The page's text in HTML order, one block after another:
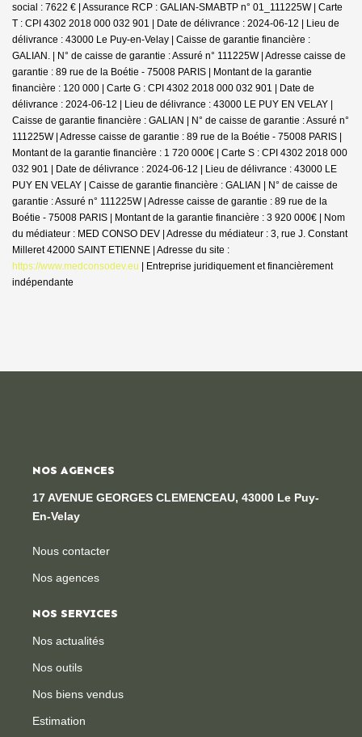
social : 7622 € | Assurance RCP : GALIAN-SMABTP n° 01_111225W | Carte
T : CPI 4302 2018 000 032 901 | Date de délivrance : 2024-06-12 | Lieu de
délivrance : 43000 Le Puy-en-Velay | Caisse de garantie financière :
GALIAN. | N° de caisse de garantie : Assuré n° 111225W | Adresse caisse de
garantie : 89 rue de la Boétie - 75008 PARIS | Montant de la garantie
financière : 120 000 | Carte G : CPI 4302 2018 000 032 901 | Date de
délivrance : 2024-06-12 | Lieu de délivrance : 43000 LE PUY EN VELAY |
Caisse de garantie financière : GALIAN | N° de caisse de garantie : Assuré n°
111225W | Adresse caisse de garantie : 89 rue de la Boétie - 75008 PARIS |
Montant de la garantie financière : 1 720 000€ | Carte S : CPI 4302 2018 000
032 901 | Date de délivrance : 2024-06-12 | Lieu de délivrance : 43000 LE
PUY EN VELAY | Caisse de garantie financière : GALIAN | N° de caisse de
garantie : Assuré n° 111225W | Adresse caisse de garantie : 89 rue de la
Boétie - 75008 PARIS | Montant de la garantie financière : 3 920 000€ | Nom
du médiateur : MED CONSO DEV | Adresse du médiateur : 3, rue J. Constant
Milleret 42000 SAINT ETIENNE | Adresse du site :
https://www.medconsodev.eu | Entreprise juridiquement et financièrement
indépendante
NOS AGENCES
17 AVENUE GEORGES CLEMENCEAU, 43000 Le Puy-
En-Velay
Nous contacter
Nos agences
NOS SERVICES
Nos actualités
Nos outils
Nos biens vendus
Estimation